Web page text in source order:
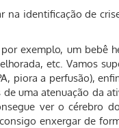
na identificação de
exemplo, um bebê
etc. Vamos
piora a perfusão),
uma atenuação da
ver o cérebro
enxergar de